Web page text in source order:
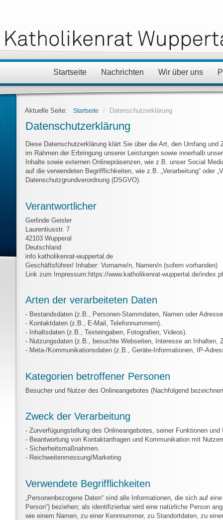
Startseite Nachrichten Wir über uns
Aktuelle Seite: Startseite / Datenschutzerklärung
Datenschutzerklärung
Diese Datenschutzerklärung klärt Sie über die Art, den Umfang und
im Rahmen der Erbringung unserer Leistungen sowie innerhalb
Inhalte sowie externen Onlinepräsenzen, wie z.B. unser Social
auf die verwendeten Begrifflichkeiten, wie z.B. „Verarbeitung“ oder
Datenschutzgrundverordnung (DSGVO).
Verantwortlicher
Gerlinde Geisler
Laurentiusstr. 7
42103 Wupperal
Deutschland
info katholikenrat-wuppertal.de
Geschäftsführer/ Inhaber: Vorname/n, Namen/n (sofern vorhanden)
Link zum Impressum:https://www.katholikenrat-wuppertal.de/
Arten der verarbeiteten Daten
- Bestandsdaten (z.B., Personen-Stammdaten, Namen oder
- Kontaktdaten (z.B., E-Mail, Telefonnummern).
- Inhaltsdaten (z.B., Texteingaben, Fotografien, Videos).
- Nutzungsdaten (z.B., besuchte Webseiten, Interesse an Inhalten,
- Meta-/Kommunikationsdaten (z.B., Geräte-Informationen, IP-
Kategorien betroffener Personen
Besucher und Nutzer des Onlineangebotes (Nachfolgend
Zweck der Verarbeitung
- Zurverfügungstellung des Onlineangebotes, seiner Funktionen und
- Beantwortung von Kontaktanfragen und Kommunikation mit
- Sicherheitsmaßnahmen.
- Reichweitenmessung/Marketing
Verwendete Begrifflichkeiten
„Personenbezogene Daten“ sind alle Informationen, die sich auf
Person“) beziehen; als identifizierbar wird eine natürliche Person
wie einem Namen, zu einer Kennnummer, zu Standortdaten, zu